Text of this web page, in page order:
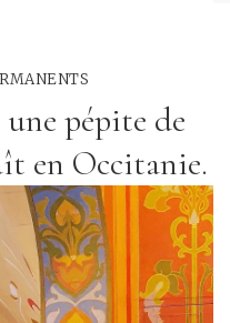
pépite de
en Occitanie.